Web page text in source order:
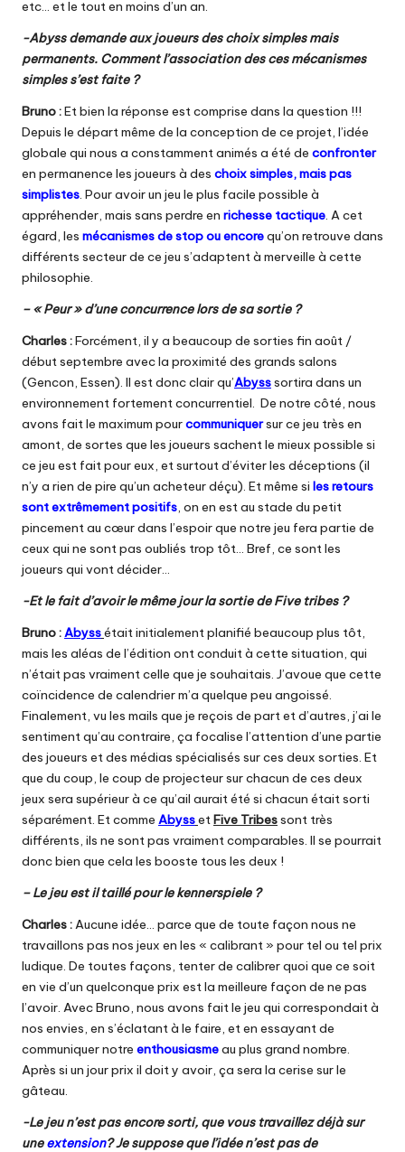
etc… et le tout en moins d’un an.
-Abyss demande aux joueurs des choix simples mais
permanents. Comment l’association des ces mécanismes
simples s’est faite ?
Bruno :Et bien la réponse est comprise dans la question !!!
Depuis le départ même de la conception de ce projet, l’idée
globale qui nous a constamment animés a été de confronter
en permanence les joueurs à des choix simples, mais pas
simplistes . Pour avoir un jeu le plus facile possible à
appréhender, mais sans perdre en richesse tactique . A cet
égard, les mécanismes de stop ou encorequ’on retrouve dans
différents secteur de ce jeu s’adaptent à merveille à cette
philosophie.
– « Peur » d’une concurrence lors de sa sortie ?
Charles :Forcément, il y a beaucoup de sorties fin août /
début septembre avec la proximité des grands salons
(Gencon, Essen). Il est donc clair qu’Abysssortira dans un
environnement fortement concurrentiel. De notre côté, nous
avons fait le maximum pourcommuniquersur ce jeu très en
amont, de sortes que les joueurs sachent le mieux possible si
ce jeu est fait pour eux, et surtout d’éviter les déceptions (il
n’y a rien de pire qu’un acheteur déçu). Et même si les retours
sont extrêmement positifs , on en est au stade du petit
pincement au cœur dans l’espoir que notre jeu fera partie de
ceux qui ne sont pas oubliés trop tôt… Bref, ce sont les
joueurs qui vont décider…
-Et le fait d’avoir le même jour la sortie de Five tribes ?
Bruno : Abyssétait initialement planifié beaucoup plus tôt,
mais les aléas de l’édition ont conduit à cette situation, qui
n’était pas vraiment celle que je souhaitais. J’avoue que cette
coïncidence de calendrier m’a quelque peu angoissé.
Finalement, vu les mails que je reçois de part et d’autres, j’ai le
sentiment qu’au contraire, ça focalise l’attention d’une partie
des joueurs et des médias spécialisés sur ces deux sorties. Et
que du coup, le coup de projecteur sur chacun de ces deux
jeux sera supérieur à ce qu’ail aurait été si chacun était sorti
séparément. Et comme Abysset Five Tribessont très
différents, ils ne sont pas vraiment comparables. Il se pourrait
donc bien que cela les booste tous les deux !
– Le jeu est il taillé pour le kennerspiele ?
Charles : Aucune idée… parce que de toute façon nous ne
travaillons pas nos jeux en les « calibrant » pour tel ou tel prix
ludique. De toutes façons, tenter de calibrer quoi que ce soit
en vie d’un quelconque prix est la meilleure façon de ne pas
l’avoir. Avec Bruno, nous avons fait le jeu qui correspondait à
nos envies, en s’éclatant à le faire, et en essayant de
communiquer notre enthousiasmeau plus grand nombre.
Après si un jour prix il doit y avoir, ça sera la cerise sur le
gâteau.
-Le jeu n’est pas encore sorti, que vous travaillez déjà sur
uneextension? Je suppose que l’idée n’est pas de